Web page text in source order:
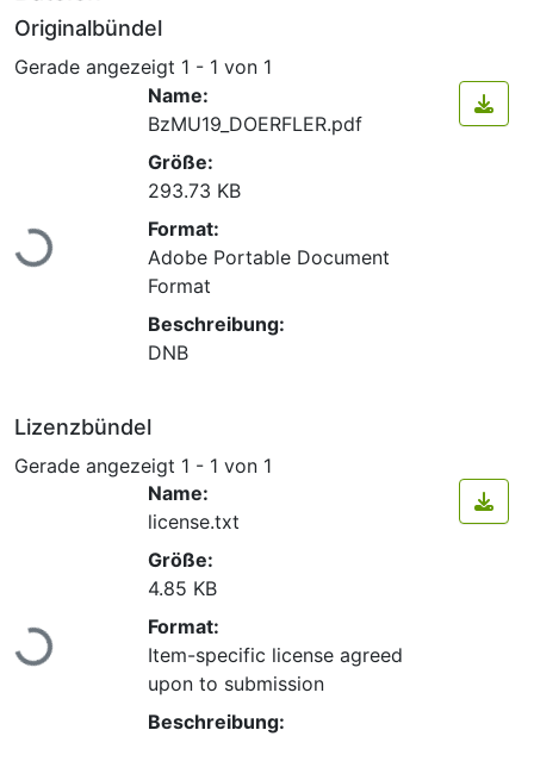
Originalbündel
Gerade angezeigt 1 - 1 von 1
Lade...
Name:
BzMU19_DOERFLER.pdf
Größe:
293.73 KB
Format:
Adobe Portable Document
Format
Beschreibung:
DNB
Lizenzbündel
Gerade angezeigt 1 - 1 von 1
Lade...
Name:
license.txt
Größe:
4.85 KB
Format:
Item-specific license agreed
upon to submission
Beschreibung: